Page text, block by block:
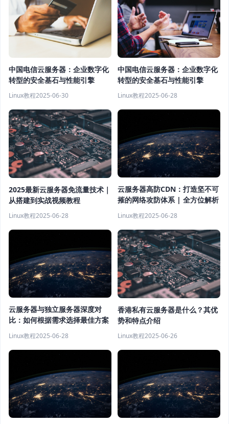
中国电信云服务器：企业数字化
转型的安全基石与性能引擎
Linux教程2025-06-30
中国电信云服务器：企业数字化
转型的安全基石与性能引擎
Linux教程2025-06-28
2025最新云服务器免流量技术｜
从搭建到实战视频教程
Linux教程2025-06-28
云服务器高防CDN：打造坚不可
摧的网络攻防体系 | 全方位解析
Linux教程2025-06-28
云服务器与独立服务器深度对
比：如何根据需求选择最佳方案
Linux教程2025-06-28
香港私有云服务器是什么？其优
势和特点介绍
Linux教程2025-06-26